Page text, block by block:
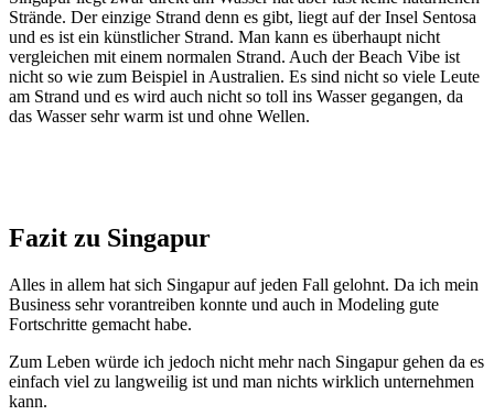
Strände. Der einzige Strand denn es gibt, liegt auf der Insel Sentosa
und es ist ein künstlicher Strand. Man kann es überhaupt nicht
vergleichen mit einem normalen Strand. Auch der Beach Vibe ist
nicht so wie zum Beispiel in Australien. Es sind nicht so viele Leute
am Strand und es wird auch nicht so toll ins Wasser gegangen, da
das Wasser sehr warm ist und ohne Wellen.
Fazit zu Singapur
Alles in allem hat sich Singapur auf jeden Fall gelohnt. Da ich mein
Business sehr vorantreiben konnte und auch in Modeling gute
Fortschritte gemacht habe.
Zum Leben würde ich jedoch nicht mehr nach Singapur gehen da es
einfach viel zu langweilig ist und man nichts wirklich unternehmen
kann.